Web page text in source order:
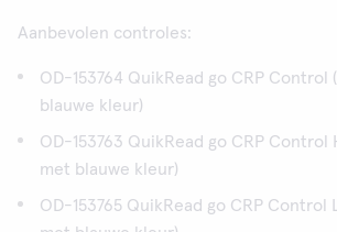
Aanbevolen controles:
OD-153764 QuikRead go CRP
blauwe kleur)
OD-153763 QuikRead go CRP Control
met blauwe kleur)
OD-153765 QuikRead go CRP Control